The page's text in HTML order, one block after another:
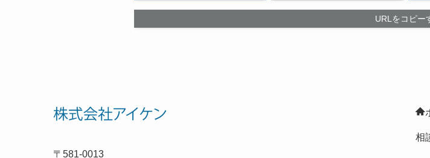
URLをコピー
〒581-0013
相